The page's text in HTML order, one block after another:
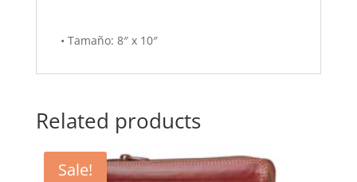
• Tamaño: 8″ x 10″
Related products
Sale!